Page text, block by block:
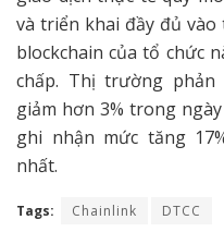
và triển khai đầy đủ
blockchain của tổ chức
chấp. Thị trường
giảm hơn 3% trong
ghi nhận mức tăng
nhất.
Tags: Chainlink DTCC